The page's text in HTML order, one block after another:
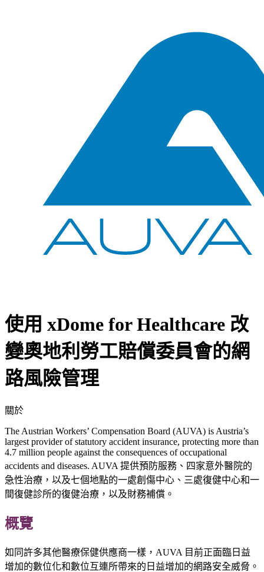
使用 xDome for Healthcare 改
變奧地利勞工賠償委員會的網
路風險管理
關於
The Austrian Workers’ Compensation Board (AUVA) is Austria’s
largest provider of statutory accident insurance, protecting more than
4.7 million people against the consequences of occupational
accidents and diseases. AUVA 提供預防服務、四家意外醫院的
急性治療，以及七個地點的一處創傷中心、三處復健中心和一
間復健診所的復健治療，以及財務補償。
概覽
如同許多其他醫療保健供應商一樣，AUVA 目前正面臨日益
增加的數位化和數位互連所帶來的日益增加的網路安全威脅。